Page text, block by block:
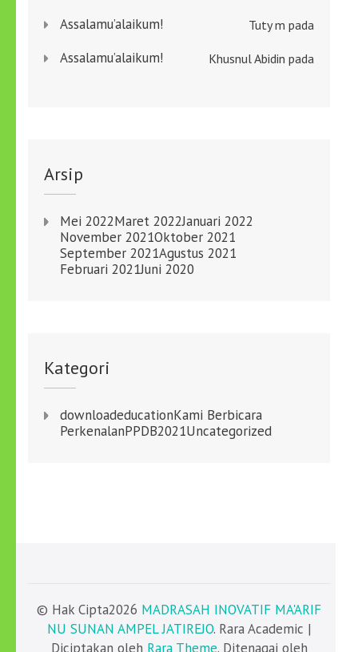
Tuty m pada
Assalamu’alaikum!
Khusnul Abidin pada
Assalamu’alaikum!
Arsip
Mei 2022Maret 2022Januari 2022
November 2021Oktober 2021
September 2021Agustus 2021
Februari 2021Juni 2020
Kategori
downloadeducationKami Berbicara
PerkenalanPPDB2021Uncategorized
© Hak Cipta2026 MADRASAH INOVATIF MA'ARIF
NU SUNAN AMPEL JATIREJO. Rara Academic |
Diciptakan oleh Rara Theme. Ditenagai oleh